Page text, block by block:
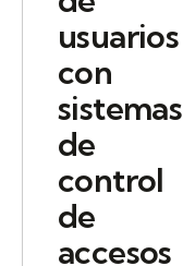
usuarios
con
sistemas
de
control
de
accesos